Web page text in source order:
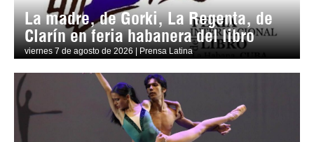
La madre, de Gorki, La Regenta, de
Clarín en feria habanera del libro
viernes 7 de agosto de 2026 | Prensa Latina